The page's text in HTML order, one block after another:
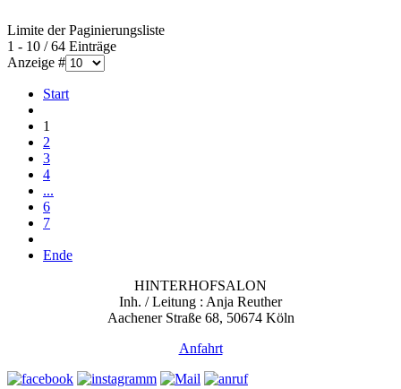
Limite der Paginierungsliste
1 - 10 / 64 Einträge
Anzeige #
Start
1
2
3
4
...
6
7
Ende
HINTERHOFSALON
Inh. / Leitung : Anja Reuther
Aachener Straße 68, 50674 Köln
Anfahrt